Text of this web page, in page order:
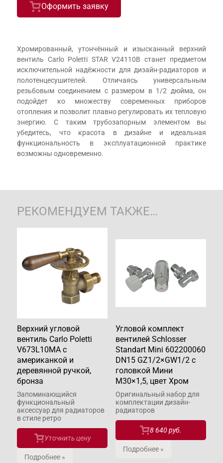
Оформить заявку
Хромированный, утончённый и изысканный верхний
вентиль Carlo Poletti STAR V24110B станет предметом
исключительной надёжности для дизайн-радиаторов и
полотенцесушителей. Отличаясь универсальным
резьбовым соединением с размером в 1/2 дюйма, он
подойдет ко множеству современных приборов
отопления и позволит плавно регулировать их тепловую
энергию. С таким трубозапорным элементом вы
убедитесь, что красота в дизайне и идеальная
функциональность в эксплуатационной практике
возможны одновременно.
РЕКОМЕНДУЕМ ТАКЖЕ…
Верхний угловой
вентиль Carlo Poletti
V673L10MA с
американкой и
деревянной ручкой,
бронза
Запоминающийся
функциональный
аксессуар для радиаторов
в стиле ретро
Уточнить цену
Подробнее »
Угловой комплект
вентилей Schlosser
Standart Mini 602200060
DN15 GZ1/2×GW1/2 c
головкой Мини
М30×1,5, цвет Хром
Оригинальный набор для
комплектации дизайн-
радиаторов
8 640 руб.
Подробнее »